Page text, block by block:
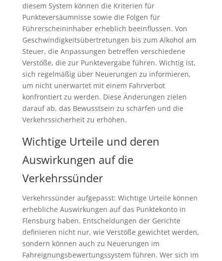
diesem System können die Kriterien für
Punkteversäumnisse sowie die Folgen für
Führerscheininhaber erheblich beeinflussen. Von
Geschwindigkeitsübertretungen bis zum Alkohol am
Steuer, die Anpassungen betreffen verschiedene
Verstöße, die zur Punktevergabe führen. Wichtig ist,
sich regelmäßig über Neuerungen zu informieren,
um nicht unerwartet mit einem Fahrverbot
konfrontiert zu werden. Diese Änderungen zielen
darauf ab, das Bewusstsein zu schärfen und die
Verkehrssicherheit zu erhöhen.
Wichtige Urteile und deren
Auswirkungen auf die
Verkehrssünder
Verkehrssünder aufgepasst: Wichtige Urteile können
erhebliche Auswirkungen auf das Punktekonto in
Flensburg haben. Entscheidungen der Gerichte
definieren nicht nur, wie Verstöße gewichtet werden,
sondern können auch zu Neuerungen im
Fahreignungsbewertungssystem führen. Wer sich im